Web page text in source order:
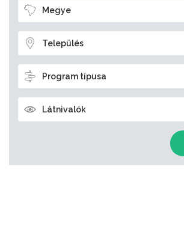
Megye
Település
Program típusa
Látnivalók